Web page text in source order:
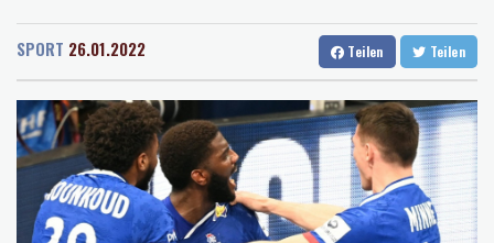
Dresden
Wien
22 °C
Baden-Baden
14 °C
Röwekamp: Innenministerium muss zentral für Drohnenabwehr
Trump unternimmt neuen Vorstoß im Streit um US-
Staatsbürgerschaft
Erdogan reist zu Dreier-Gipfel mit Pakistan nach Saudi-Arabien
58 Soldaten im Jemen bei Huthi-Angriffen getötet - Regierung
kündigt Vergeltung an
SPORT 26.01.2022 Teilen Teilen